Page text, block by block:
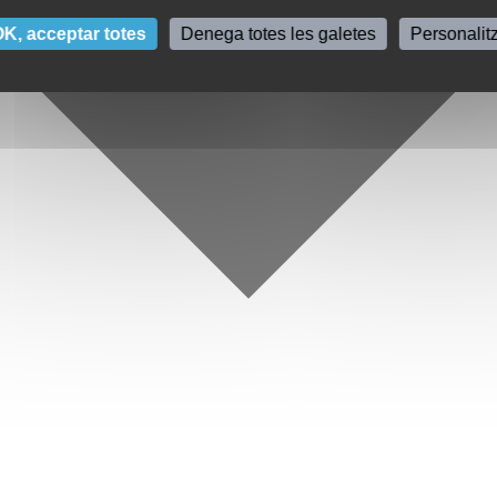
acceptar totes Denega totes les galetes